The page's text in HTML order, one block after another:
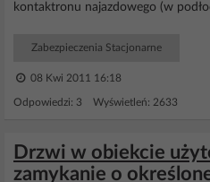
kontaktronu najazdowego (w
Zabezpieczenia Stacjonarne
08 Kwi 2011 16:18
Odpowiedzi: 3 Wyświetleń: 2633
Drzwi w obiekcie
zamykanie o